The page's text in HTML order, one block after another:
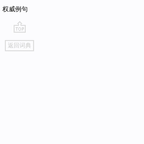
权威例句
go
top
返回词典